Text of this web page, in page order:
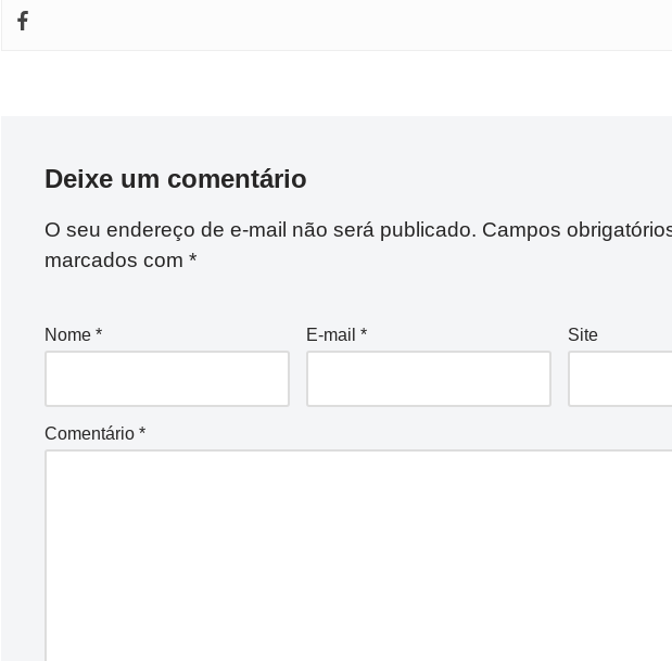
Deixe um comentário
O seu endereço de e-mail não será publicado. Campos
marcados com *
Nome * E-mail * Site
Comentário *